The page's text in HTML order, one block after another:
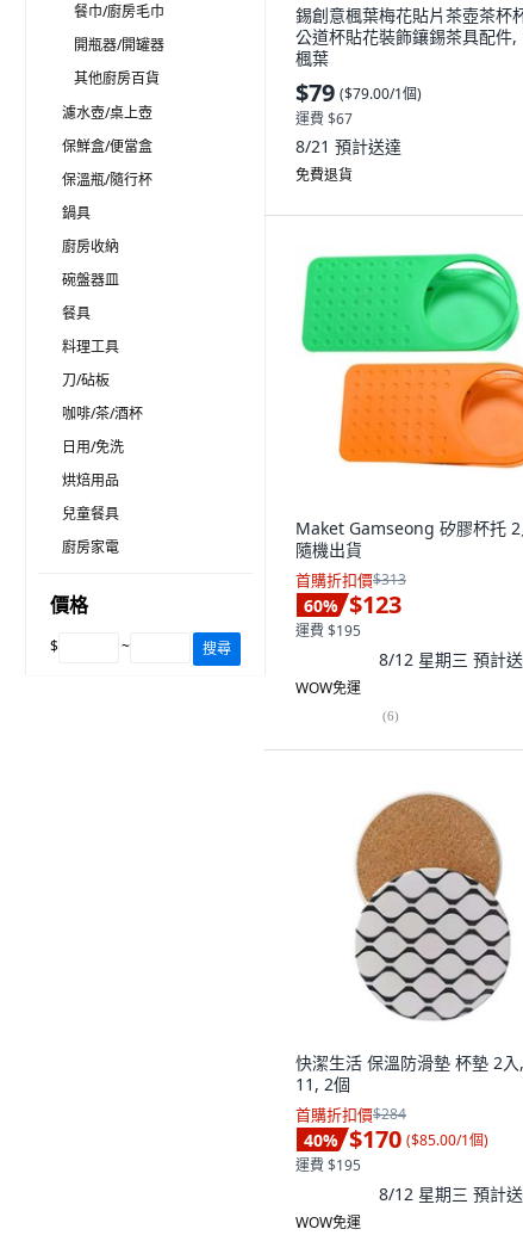
餐巾/廚房毛巾
開瓶器/開罐器
其他廚房百貨
濾水壺/桌上壺
保鮮盒/便當盒
保溫瓶/隨行杯
鍋具
廚房收納
碗盤器皿
餐具
料理工具
刀/砧板
咖啡/茶/酒杯
日用/免洗
烘焙用品
兒童餐具
廚房家電
價格
$ ~ 搜尋
錫創意楓葉梅花貼片茶壺茶杯
公道杯貼花裝飾鑲錫茶具配件,
楓葉
$79 ($79.00/1個)
運費 $67
8/21 預計送達
免費退貨
Maket Gamseong 矽膠杯托 2
隨機出貨
首購折扣價$313
60% $123
運費 $195
8/12 星期三 預計
WOW免運
(6)
快潔生活 保溫防滑墊 杯墊 2
11, 2個
首購折扣價$284
40% $170 ($85.00/1個)
運費 $195
8/12 星期三 預計
WOW免運